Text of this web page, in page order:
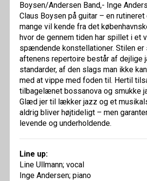
Boysen/Andersen Band,- Inge
Claus Boysen på guitar – en rutineret
mange vil kende fra det
hvor de gennem tiden har spillet i et
spændende konstellationer. Stilen er
aftenens repertoire består af dejlige
standarder, af den slags man ikke
med at vippe med foden til. Hertil
tilbagelænet bossanova og smukke
Glæd jer til lækker jazz og et
aldrig bliver højtideligt – men
levende og underholdende.
Line up:
Line Ullmann; vocal
Inge Andersen; piano